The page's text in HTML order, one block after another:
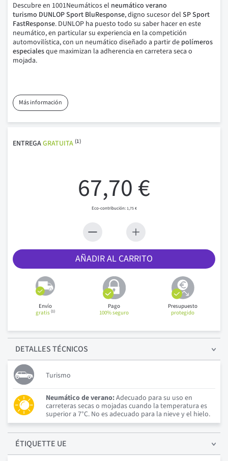
Descubre en 1001Neumáticos el neumático verano
turismo DUNLOP Sport BluResponse, digno sucesor del SP Sport
FastResponse. DUNLOP ha puesto todo su saber hacer en este
neumático, en particular su experiencia en la competición
automovilística, con un neumático diseñado a partir de polímeros
especialesque maximizan la adherencia en carretera seca o
mojada.
Más información
ENTREGAGRATUITA (1)
67,70 €
1,75 €
AÑADIR AL CARRITO
Envío
gratis(1)
Pago
100% seguro
Presupuesto
protegido
DETALLESTÉCNICOS
Turismo
Neumático de verano:Adecuado para su uso en
carreteras secas o mojadas cuando la temperatura es
superior a 7°C. No es adecuado para la nieve y el hielo.
ÉTIQUETTE UE